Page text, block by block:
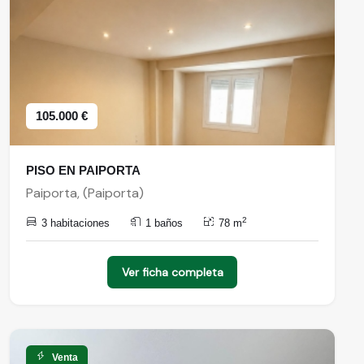
105.000 €
PISO EN PAIPORTA
Paiporta, (Paiporta)
3 habitaciones 1 baños 78 m2
Ver ficha completa
Venta